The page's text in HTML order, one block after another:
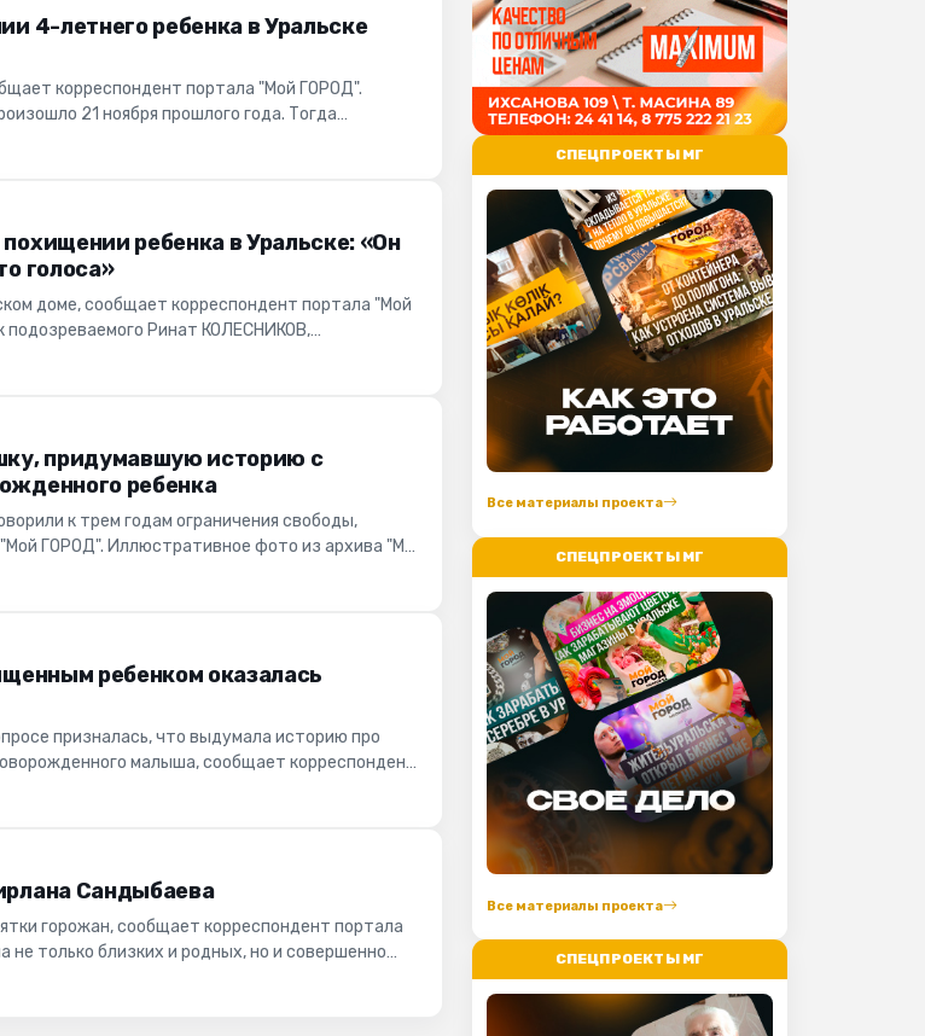
4-летнего ребенка в Уральске
корреспондент портала "Мой ГОРОД".
21 ноября прошлого года. Тогда
ребенка в Уральске: «Он
голоса»
доме, сообщает корреспондент портала "Мой
подозреваемого Ринат КОЛЕСНИКОВ,
придумавшую историю с
ребенка
к трем годам ограничения свободы,
ГОРОД". Иллюстративное фото из архива "МГ"
ребенком оказалась
призналась, что выдумала историю про
малыша, сообщает корреспондент
Сандыбаева
горожан, сообщает корреспондент портала
только близких и родных, но и совершенно
СПЕЦПРОЕКТЫ МГ
Все материалы проекта
СПЕЦПРОЕКТЫ МГ
Все материалы проекта
СПЕЦПРОЕКТЫ МГ